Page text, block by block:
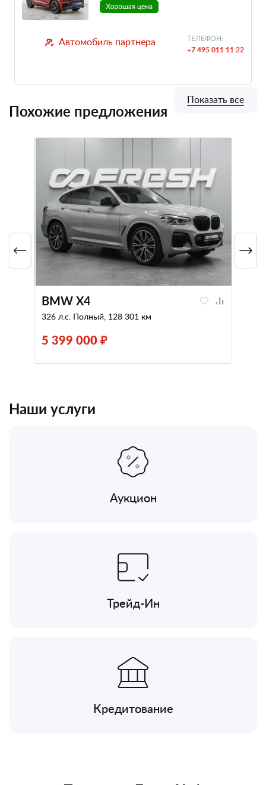
Автомобиль партнера ТЕЛЕФОН:
+7 495 011 11 22
Похожие предложения
BMW X4
326 л.с. Полный, 128 301 км
5 399 000 ₽
Показать все
Наши услуги
Аукцион
Трейд-Ин
Кредитование